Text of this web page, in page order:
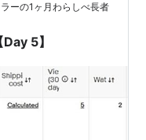
気も良く暑くもな
ーの1ヶ月わらしべ長者
5】